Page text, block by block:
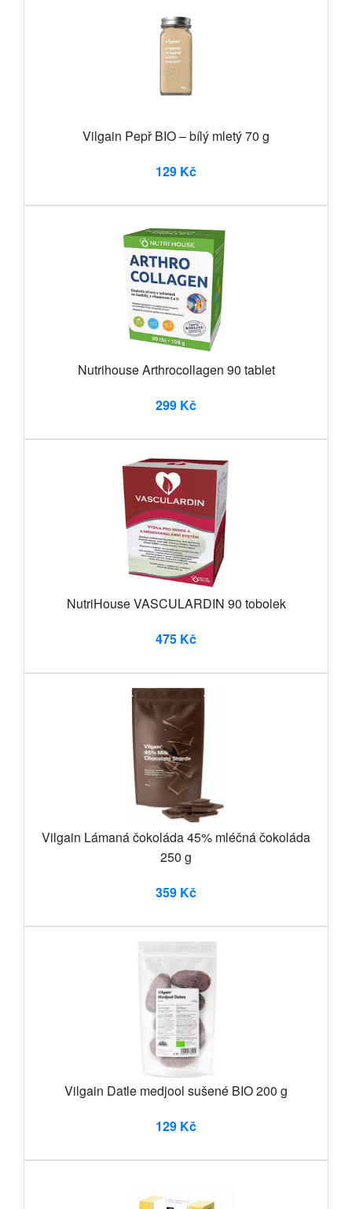
Vilgain Pepř BIO – bílý mletý 70 g
129 Kč
Nutrihouse Arthrocollagen 90 tablet
299 Kč
NutriHouse VASCULARDIN 90 tobolek
475 Kč
Vilgain Lámaná čokoláda 45% mléčná čokoláda
250 g
359 Kč
Vilgain Datle medjool sušené BIO 200 g
129 Kč